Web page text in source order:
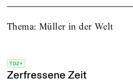
Thema: Müller in der Welt
TDZ+
Zerfressene Zeit